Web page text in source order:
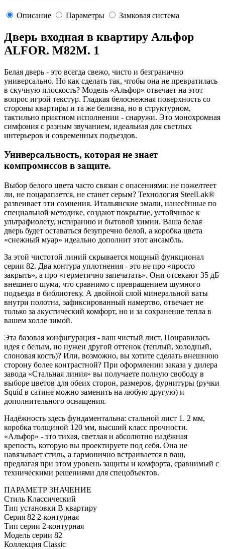
Описание Параметры Замковая система
Дверь входная в квартиру Альфор
ALFOR. M82M. 1
Белая дверь - это всегда свежо, чисто и безгранично
универсально. Но как сделать так, чтобы она не превратилась
в скучную плоскость? Модель «Альфор» отвечает на этот
вопрос игрой текстур. Гладкая белоснежная поверхность со
стороны квартиры и та же белизна, но в структурном,
тактильно приятном исполнении - снаружи. Это монохромная
симфония с разным звучанием, идеальная для светлых
интерьеров и современных подъездов.
Универсальность, которая не знает
компромиссов в защите.
Выбор белого цвета часто связан с опасениями: не пожелтеет
ли, не поцарапается, не станет серым? Технология SteelLak®
развеивает эти сомнения. Итальянские эмали, нанесённые по
специальной методике, создают покрытие, устойчивое к
ультрафиолету, истиранию и бытовой химии. Ваша белая
дверь будет оставаться безупречно белой, а коробка цвета
«снежный муар» идеально дополнит этот ансамбль.
За этой чистотой линий скрывается мощный функционал
серии 82. Два контура уплотнения - это не про «просто
закрыть», а про «герметично запечатать». Они отсекают 35 дБ
внешнего шума, что сравнимо с превращением шумного
подъезда в библиотеку. А двойной слой минеральной ваты
внутри полотна, зафиксированный намертво, отвечает не
только за акустический комфорт, но и за сохранение тепла в
вашем холле зимой.
Эта базовая конфигурация - ваш чистый лист. Понравилась
идея с белым, но нужен другой оттенок (теплый, холодный,
слоновая кость)? Или, возможно, вы хотите сделать внешнюю
сторону более контрастной? При оформлении заказа у дилера
завода «Стальная линия» вы получаете полную свободу в
выборе цветов для обеих сторон, размеров, фурнитуры (ручки
Squid в сатине можно заменить на любую другую) и
дополнительного оснащения.
Надёжность здесь фундаментальна: стальной лист 1. 2 мм,
коробка толщиной 120 мм, высший класс прочности.
«Альфор» - это тихая, светлая и абсолютно надёжная
крепость, которую вы проектируете под себя. Она не
навязывает стиль, а гармонично встраивается в ваш,
предлагая при этом уровень защиты и комфорта, сравнимый с
техническими решениями для спецобъектов.
ПАРАМЕТР ЗНАЧЕНИЕ
Стиль Классический
Тип установки В квартиру
Серия 82 2-контурная
Тип серии 2-контурная
Модель серии 82
Коллекция Classic